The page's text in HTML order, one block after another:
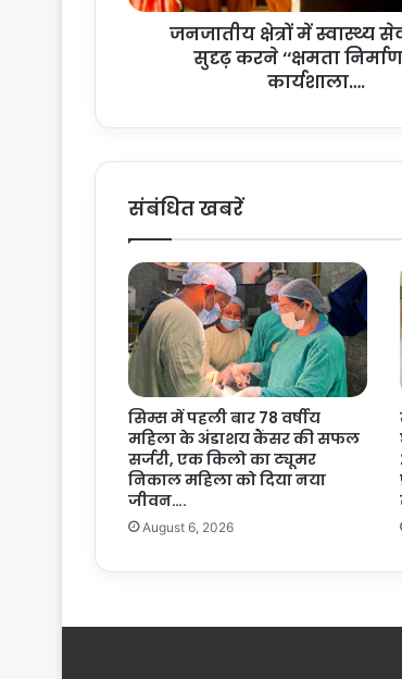
स्वा
को
क
र
ने
‘
‘
क्ष
म
ता
नि
र्मा
ण
’
’
र
ला
जनजातीय क्षेत्रों में स्वास्थ्य
सुदृढ़ करने ‘‘क्षमता
कार्यशाला….
संबंधित खबरें
सिम्स में पहली बार 78 वर्षीय
महिला के अंडाशय कैंसर की सफल
सर्जरी, एक किलो का ट्यूमर
निकाल महिला को दिया नया
जीवन….
August 6, 2026